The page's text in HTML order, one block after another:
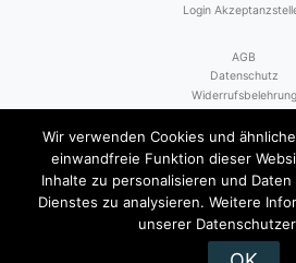
Login
AGB
Datenschutz
Widerrufsbelehrung
Vertrag widerrufen
Kontakt
Wir verwenden Cookies und
einwandfreie Funktion dieser
Inhalte zu personalisieren und
Dienstes zu analysieren. Weitere
unserer